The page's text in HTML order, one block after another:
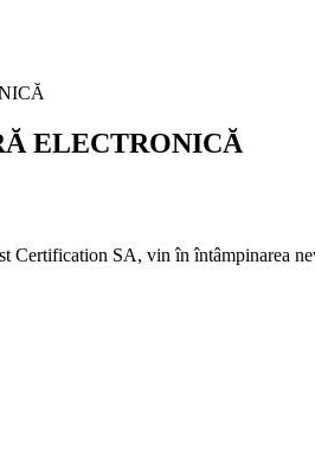
ELECTRONICĂ
Certification SA, vin în întâmpinarea